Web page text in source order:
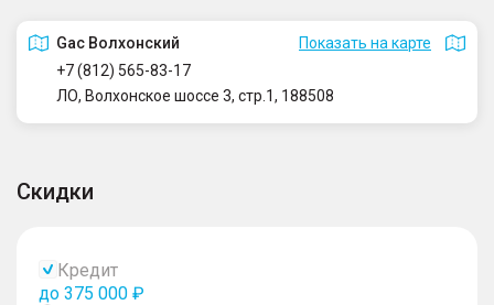
Gac Волхонский
Показать на карте
+7 (812) 565-83-17
ЛО, Волхонское шоссе 3, стр.1, 188508
Скидки
Кредит
до 375 000 ₽